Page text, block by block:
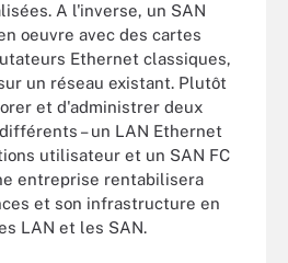
A l'inverse, un SAN
oeuvre avec des cartes
Ethernet classiques,
un réseau existant. Plutôt
et d'administrer deux
– un LAN Ethernet
utilisateur et un SAN FC
entreprise rentabilisera
et son infrastructure en
LAN et les SAN.